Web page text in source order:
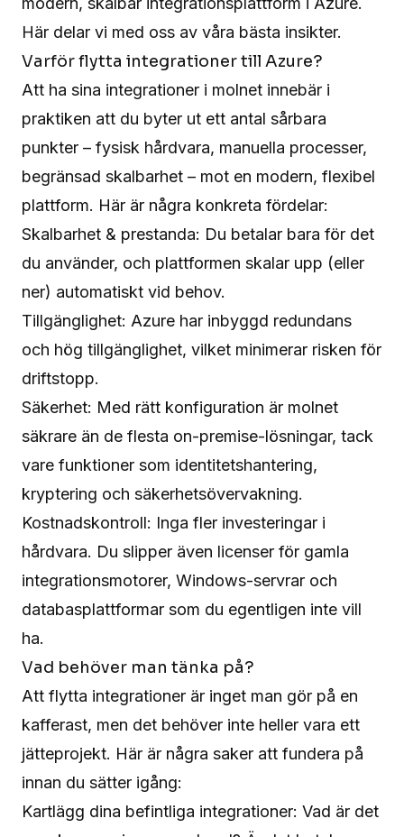
Här delar vi med oss av våra bästa insikter.
Varför flytta integrationer till Azure?
Att ha sina integrationer i molnet innebär i
praktiken att du byter ut ett antal sårbara
punkter – fysisk hårdvara, manuella processer,
begränsad skalbarhet – mot en modern, flexibel
plattform. Här är några konkreta fördelar:
Skalbarhet & prestanda: Du betalar bara för det
du använder, och plattformen skalar upp (eller
ner) automatiskt vid behov.
Tillgänglighet: Azure har inbyggd redundans
och hög tillgänglighet, vilket minimerar risken för
driftstopp.
Säkerhet: Med rätt konfiguration är molnet
säkrare än de flesta on-premise-lösningar, tack
vare funktioner som identitetshantering,
kryptering och säkerhetsövervakning.
Kostnadskontroll: Inga fler investeringar i
hårdvara. Du slipper även licenser för gamla
integrationsmotorer, Windows-servrar och
databasplattformar som du egentligen inte vill
ha.
Vad behöver man tänka på?
Att flytta integrationer är inget man gör på en
kafferast, men det behöver inte heller vara ett
jätteprojekt. Här är några saker att fundera på
innan du sätter igång:
Kartlägg dina befintliga integrationer: Vad är det